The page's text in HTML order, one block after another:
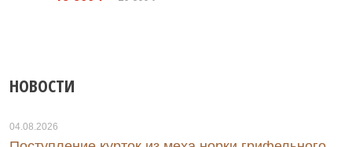
НОВОСТИ
04.08.2026